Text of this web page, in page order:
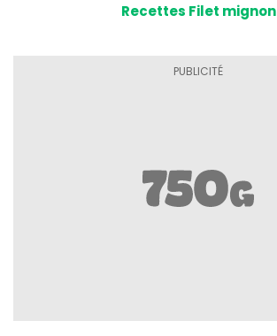
Recettes Filet mignon